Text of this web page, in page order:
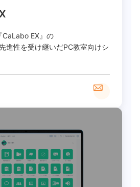
CaLabo EX』の
進性を受け継いだPC教室向けシ